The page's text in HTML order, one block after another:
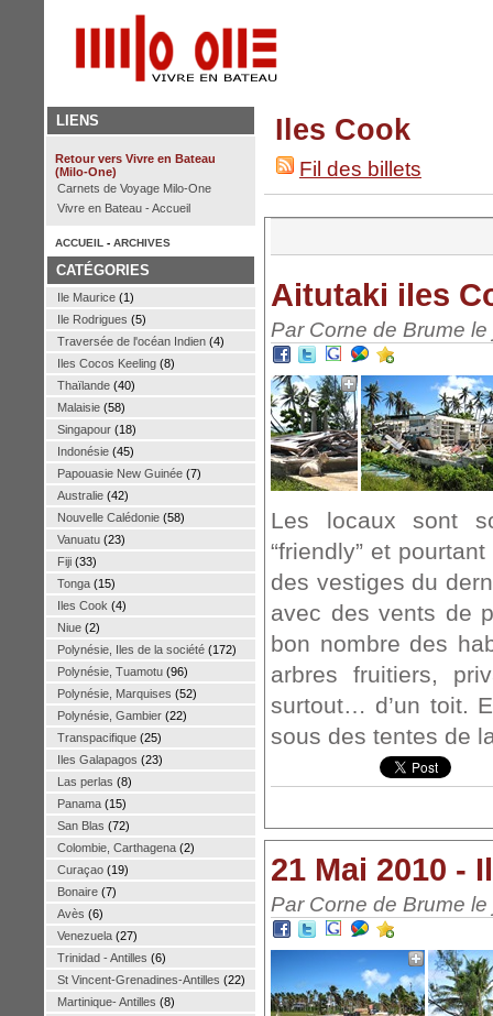
Iles Cook
Fil des billets
Aitutaki iles
Par Corne de Brume
Les locaux sont
“friendly” et
des vestiges du
avec des vents de
bon nombre des
arbres fruitiers,
surtout… d’un toit.
sous des tentes de
21 Mai 2010 -
Par Corne de Brume
LIENS
Retour vers Vivre en Bateau
(Milo-One)
Carnets de Voyage Milo-One
Vivre en Bateau - Accueil
ACCUEIL - ARCHIVES
CATÉGORIES
Ile Maurice (1)
Ile Rodrigues (5)
Traversée de l'océan Indien (4)
Iles Cocos Keeling (8)
Thaïlande (40)
Malaisie (58)
Singapour (18)
Indonésie (45)
Papouasie New Guinée (7)
Australie (42)
Nouvelle Calédonie (58)
Vanuatu (23)
Fiji (33)
Tonga (15)
Iles Cook (4)
Niue (2)
Polynésie, Iles de la société (172)
Polynésie, Tuamotu (96)
Polynésie, Marquises (52)
Polynésie, Gambier (22)
Transpacifique (25)
Iles Galapagos (23)
Las perlas (8)
Panama (15)
San Blas (72)
Colombie, Carthagena (2)
Curaçao (19)
Bonaire (7)
Avès (6)
Venezuela (27)
Trinidad - Antilles (6)
St Vincent-Grenadines-Antilles (22)
Martinique- Antilles (8)